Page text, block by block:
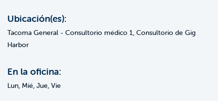
Ubicación(es):
Tacoma General - Consultorio médico 1, Consultorio de Gig
Harbor
En la oficina:
Lun, Mié, Jue, Vie